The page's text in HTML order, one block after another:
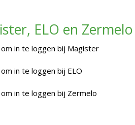
ELO en Zermelo
om in te loggen bij Magister
om in te loggen bij ELO
om in te loggen bij Zermelo